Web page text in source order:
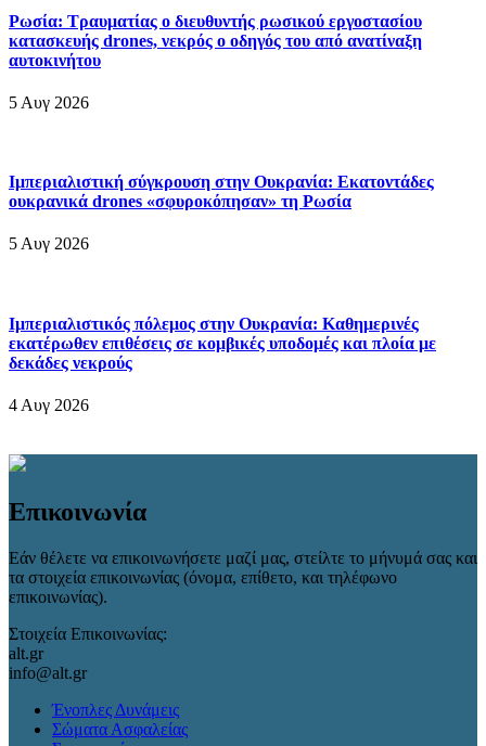
Ρωσία: Τραυματίας ο διευθυντής ρωσικού εργοστασίου
κατασκευής drones, νεκρός ο οδηγός του από ανατίναξη
αυτοκινήτου
5 Αυγ 2026
Ιμπεριαλιστική σύγκρουση στην Ουκρανία: Εκατοντάδες
ουκρανικά drones «σφυροκόπησαν» τη Ρωσία
5 Αυγ 2026
Ιμπεριαλιστικός πόλεμος στην Ουκρανία: Καθημερινές
εκατέρωθεν επιθέσεις σε κομβικές υποδομές και πλοία με
δεκάδες νεκρούς
4 Αυγ 2026
Επικοινωνία
Εάν θέλετε να επικοινωνήσετε μαζί μας, στείλτε το μήνυμά σας και
τα στοιχεία επικοινωνίας (όνομα, επίθετο, και τηλέφωνο
επικοινωνίας).
Στοιχεία Επικοινωνίας:
alt.gr
info@alt.gr
Ένοπλες Δυνάμεις
Σώματα Ασφαλείας